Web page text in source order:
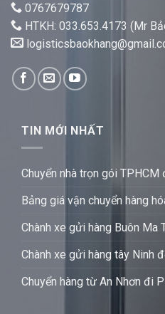
0767679787
HTKH: 033.653.4173 (Mr
TIN MỚI NHẤT
Chuyển nhà trọn gói
Bảng giá vận chuyển hàng
Chành xe gửi hàng Buôn Ma
Chành xe gửi hàng tây Ninh
Chuyển hàng từ An Nhơn đi